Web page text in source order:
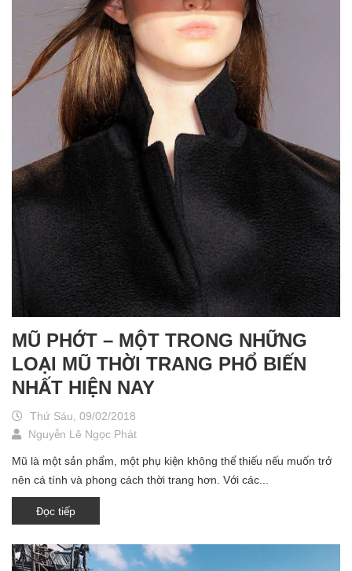
MŨ PHỚT – MỘT TRONG NHỮNG
LOẠI MŨ THỜI TRANG PHỔ BIẾN
NHẤT HIỆN NAY
Thứ Sáu, 09/02/2018
Nguyễn Lê Ngọc Phát
Mũ là một sản phẩm, một phụ kiện không thể thiếu nếu muốn trở
nên cá tính và phong cách thời trang hơn. Với các...
Đọc tiếp